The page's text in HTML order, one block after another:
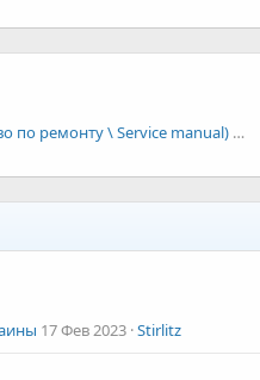
Yamaha YBR-125 (Руководство по ремонту \ Service manual) - RUS Yamaha
17 Фев 2023 Stirlitz